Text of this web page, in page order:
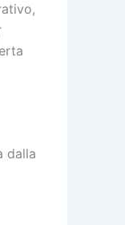
dalla